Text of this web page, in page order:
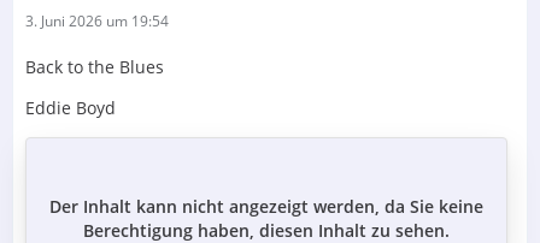
3. Juni 2026 um 19:54
Back to the Blues
Eddie Boyd
Der Inhalt kann nicht angezeigt werden, da Sie keine
Berechtigung haben, diesen Inhalt zu sehen.